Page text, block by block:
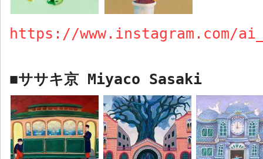
https://www.instagram.com/
■ササキ京 Miyaco Sasaki